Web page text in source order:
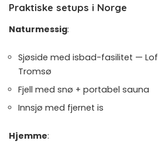
Praktiske setups i Norge
Naturmessig:
Sjøside med isbad-fasilitet —
Tromsø
Fjell med snø + portabel sauna
Innsjø med fjernet is
Hjemme: